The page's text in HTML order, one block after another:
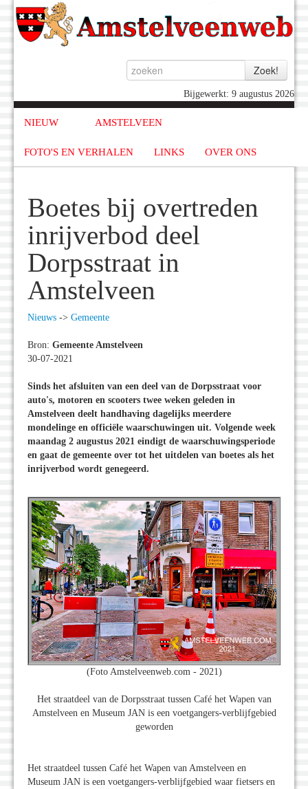
Bijgewerkt: 9 augustus 2026
NIEUW AMSTELVEEN
FOTO'S EN VERHALEN LINKS OVER ONS
Boetes bij overtreden
inrijverbod deel
Dorpsstraat in
Amstelveen
Nieuws -> Gemeente
Bron: Gemeente Amstelveen
30-07-2021
Sinds het afsluiten van een deel van de Dorpsstraat voor
auto's, motoren en scooters twee weken geleden in
Amstelveen deelt handhaving dagelijks meerdere
mondelinge en officiële waarschuwingen uit. Volgende week
maandag 2 augustus 2021 eindigt de waarschuwingsperiode
en gaat de gemeente over tot het uitdelen van boetes als het
inrijverbod wordt genegeerd.
(Foto Amstelveenweb.com - 2021)
Het straatdeel van de Dorpsstraat tussen Café het Wapen van
Amstelveen en Museum JAN is een voetgangers-verblijfgebied
geworden
Het straatdeel tussen Café het Wapen van Amstelveen en
Museum JAN is een voetgangers-verblijfgebied waar fietsers en